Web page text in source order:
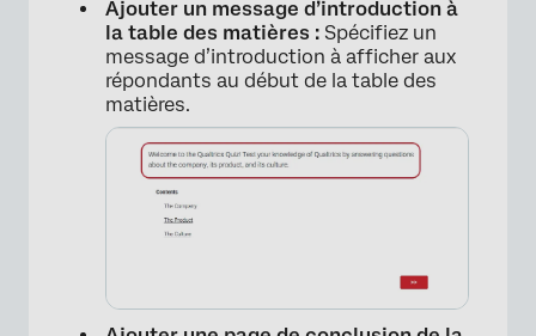
Ajouter un message d’introduction à
la table des matières : Spécifiez un
message d’introduction à afficher aux
répondants au début de la table des
matières.